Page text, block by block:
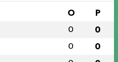
O P
0 0
0 0